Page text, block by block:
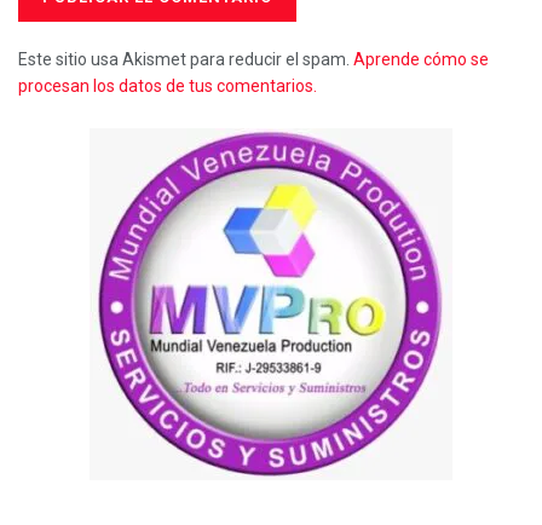
Este sitio usa Akismet para reducir el spam. Aprende cómo se
procesan los datos de tus comentarios.